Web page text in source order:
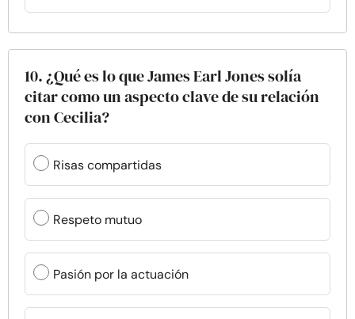
10. ¿Qué es lo que James Earl Jones solía
citar como un aspecto clave de su relación
con Cecilia?
Risas compartidas
Respeto mutuo
Pasión por la actuación